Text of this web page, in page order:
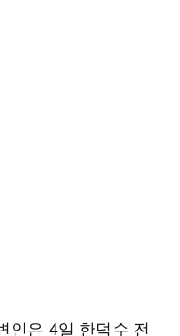
인은 4일 한덕수 전